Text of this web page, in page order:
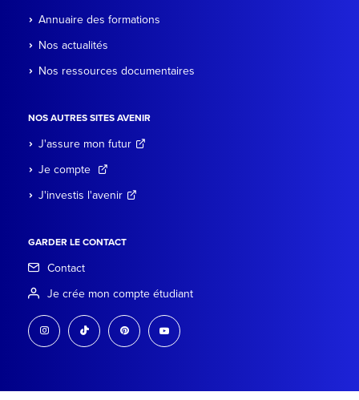
Annuaire des formations
Nos actualités
Nos ressources documentaires
NOS AUTRES SITES AVENIR
J'assure mon futur
Je compte
J'investis l'avenir
GARDER LE CONTACT
Contact
Je crée mon compte étudiant
instagram tiktok pinterest youtube